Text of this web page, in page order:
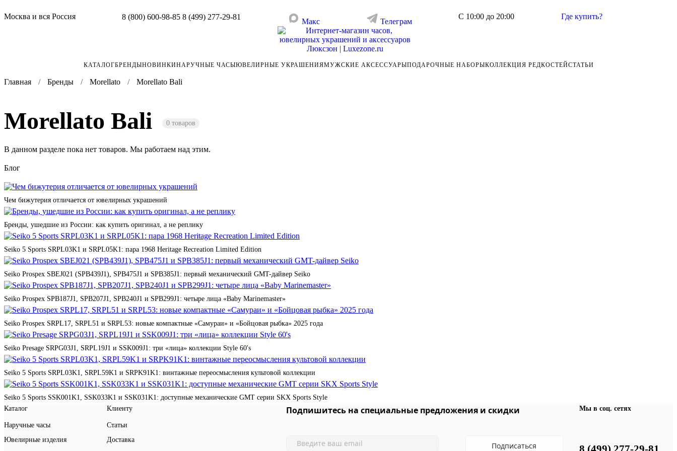
Москва и вся Россия 8 (800) 600-98-85 8 (499) 277-29-81
Макс Телеграм
С 10:00 до 20:00 Где купить?
КАТАЛОГБРЕНДЫНОВИНКИНАРУЧНЫЕ ЧАСЫЮВЕЛИРНЫЕ УКРАШЕНИЯМУЖСКИЕ АКСЕССУАРЫПОДАРОЧНЫЕ НАБОРЫКОЛЛЕКЦИЯ РЕДКОСТЕЙСТАТЬИ
Главная Бренды Morellato Morellato Bali
Morellato Bali 0 товаров
В данном разделе пока нет товаров. Мы работаем над этим.
Блог
Чем бижутерия отличается от ювелирных украшений
Бренды, ушедшие из России: как купить оригинал, а не реплику
Seiko 5 Sports SRPL03K1 и SRPL05K1: пара 1968 Heritage Recreation Limited Edition
Seiko Prospex SBEJ021 (SPB439J1), SPB475J1 и SPB385J1: первый механический GMT-дайвер Seiko
Seiko Prospex SPB187J1, SPB207J1, SPB240J1 и SPB299J1: четыре лица «Baby Marinemaster»
Seiko Prospex SRPL17, SRPL51 и SRPL53: новые компактные «Самураи» и «Бойцовая рыбка» 2025 года
Seiko Presage SRPG03J1, SRPL19J1 и SSK009J1: три «лица» коллекции Style 60's
Seiko 5 Sports SRPL03K1, SRPL59K1 и SRPK91K1: винтажные переосмысления культовой коллекции
Seiko 5 Sports SSK001K1, SSK033K1 и SSK031K1: доступные механические GMT серии SKX Sports Style
Каталог
Наручные часы
Ювелирные изделия
Клиенту
Статьи
Доставка
Подпишитесь на специальные предложения и скидки
Подписаться
Мы в соц. сетях
8 (499) 277-29-81